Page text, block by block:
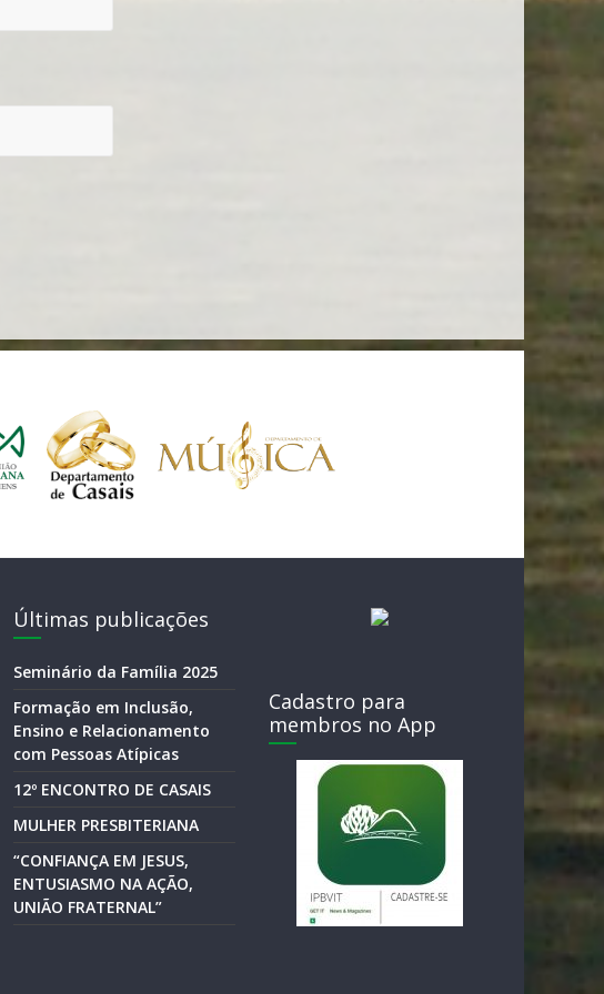
Últimas publicações
Seminário da Família 2025
Formação em Inclusão,
Ensino e Relacionamento
com Pessoas Atípicas
12º ENCONTRO DE CASAIS
MULHER PRESBITERIANA
“CONFIANÇA EM JESUS,
ENTUSIASMO NA AÇÃO,
UNIÃO FRATERNAL”
Cadastro para
membros no App